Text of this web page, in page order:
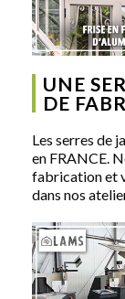
UNE
DE
Les serres de
en FRANCE.
fabrication et
dans nos